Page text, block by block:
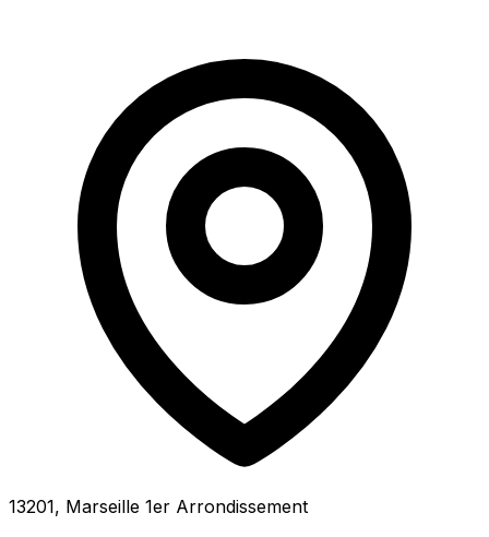
13201, Marseille 1er Arrondissement